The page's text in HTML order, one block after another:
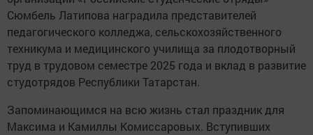
Сюмбель Латипова наградила представителей
педагогического колледжа, сельскохозяйственного
техникума и медицинского училища за плодотворный
труд в трудовом семестре 2025 года и вклад в развитие
студотрядов Республики Татарстан.
Запоминающимся на всю жизнь стал праздник для
Максима и Камиллы Комиссаровых. Вступивших